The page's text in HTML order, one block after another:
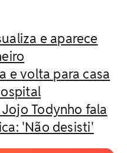
e aparece
e volta para casa
Todynho fala
'Não desisti'